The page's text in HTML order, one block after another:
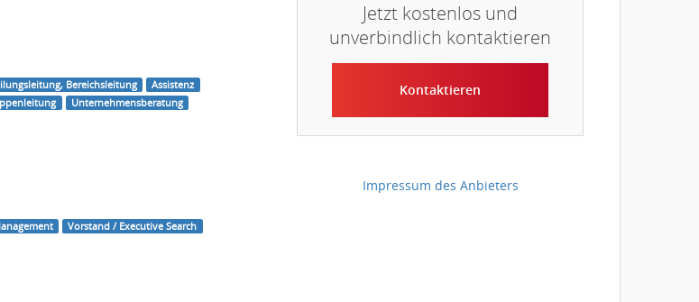
Bereichsleitung
Assistenz
Unternehmensberatung
Vorstand / Executive Search
Jetzt kostenlos und
unverbindlich kontaktieren
Kontaktieren
Impressum des Anbieters